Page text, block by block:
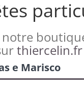
notre
thiercelin.fr
e Marisco